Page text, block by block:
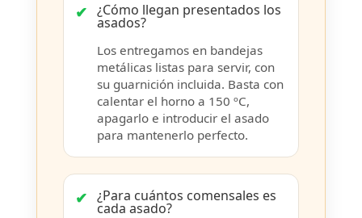
¿Cómo llegan presentados los
asados?
Los entregamos en bandejas
metálicas listas para servir, con
su guarnición incluida. Basta con
calentar el horno a 150 ºC,
apagarlo e introducir el asado
para mantenerlo perfecto.
¿Para cuántos comensales es
cada asado?